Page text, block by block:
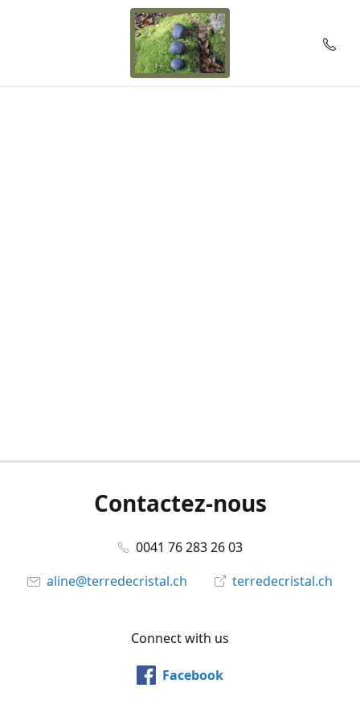
Contactez-nous
0041 76 283 26 03
aline@terredecristal.ch
terredecristal.ch
Connect with us
Facebook